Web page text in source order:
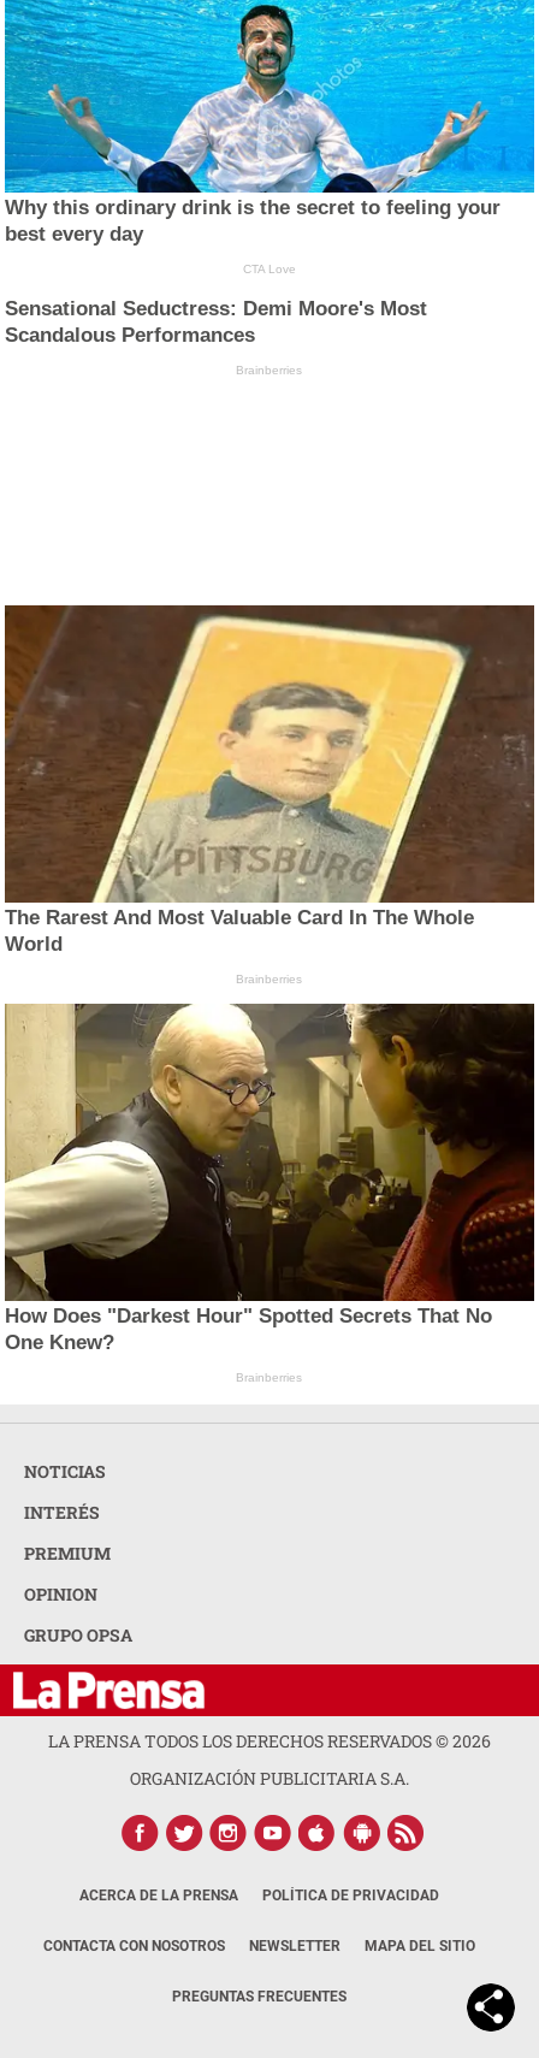
Why this ordinary drink is the secret to feeling your
best every day
CTA Love
Sensational Seductress: Demi Moore's Most
Scandalous Performances
Brainberries
The Rarest And Most Valuable Card In The Whole
World
Brainberries
How Does "Darkest Hour" Spotted Secrets That No
One Knew?
Brainberries
NOTICIAS
INTERÉS
PREMIUM
OPINION
GRUPO OPSA
LA PRENSA TODOS LOS DERECHOS RESERVADOS ©2026
ORGANIZACIÓN PUBLICITARIA S.A.
ACERCA DE LA PRENSA POLÍTICA DE PRIVACIDAD
CONTACTA CON NOSOTROS NEWSLETTER MAPA DEL SITIO
PREGUNTAS FRECUENTES